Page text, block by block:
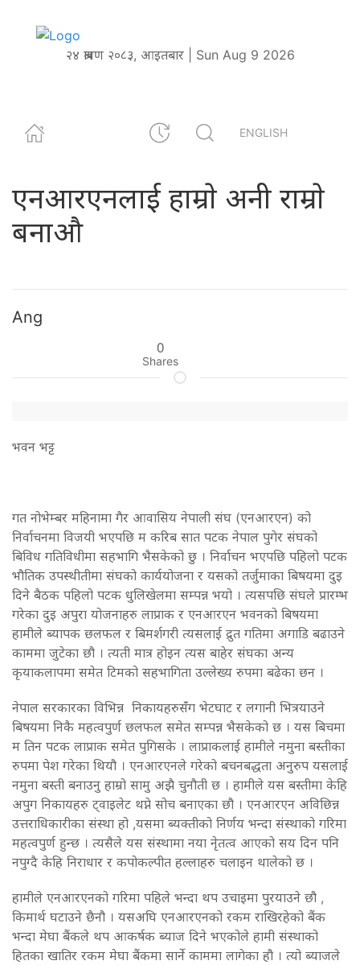
२४ श्रावण २०८३, आइतबार | Sun Aug 9 2026
ENGLISH
एनआरएनलाई हाम्राे अनी राम्राे
बनाऔ
Ang
0
Shares
भवन भट्ट
गत नोभेम्बर महिनामा गैर आवासिय नेपाली संघ (एनआरएन) को
निर्वाचनमा विजयी भएपछि म करिब सात पटक नेपाल पुगेर संघको
बिविध गतिविधीमा सहभागि भैसकेको छु । निर्वाचन भएपछि पहिलो पटक
भौतिक उपस्थीतीमा संघको कार्ययोजना र यसको तर्जुमाका बिषयमा दुइ
दिने बैठक पहिलो पटक धुलिखेलमा सम्पन्न भयो । त्यसपछि संघले प्रारम्भ
गरेका दुइ अपुरा योजनाहरु लाप्राक र एनआरएन भवनको बिषयमा
हामीले ब्यापक छलफल र बिमर्शगरी त्यसलाई द्रुत गतिमा अगाडि बढाउने
काममा जुटेका छौ । त्यती मात्र होइन त्यस बाहेर संघका अन्य
कृयाकलापमा समेत टिमको सहभागिता उल्लेख्य रुपमा बढेका छन ।
नेपाल सरकारका विभिन्न निकायहरुसँंग भेटघाट र लगानी भित्रयाउने
बिषयमा निकै महत्वपुर्ण छलफल समेत सम्पन्न भैसकेको छ । यस बिचमा
म तिन पटक लाप्राक समेत पुगिसके । लाप्राकलाई हामीले नमुना बस्तीका
रुपमा पेश गरेका थियौ । एनआरएनले गरेको बचनबद्धता अनुरुप यसलाई
नमुना बस्ती बनाउनु हाम्रो सामु अझै चुनौती छ । हामीले यस बस्तीमा केहि
अपुग निकायहरु ट्वाइलेट थप्ने सोच बनाएका छौ । एनआरएन अविछिन्न
उत्तराधिकारीका संस्था हो ,यसमा ब्यक्तीको निर्णय भन्दा संस्थाको गरिमा
महत्वपुर्ण हुन्छ । त्यसैले यस संस्थामा नया नेृतत्व आएको सय दिन पनि
नपुग्दै केहि निराधार र कपोकल्पीत हल्लाहरु चलाइन थालेको छ ।
हामीले एनआरएनको गरिमा पहिले भन्दा थप उचाइमा पुरयाउने छौ ,
किमार्थ घटाउने छैनौ । यसअघि एनआरएनको रकम राखिरहेको बैंक
भन्दा मेघा बैंकले थप आकर्षक ब्याज दिने भएकोले हामी संस्थाको
हितका खातिर रकम मेघा बैंकमा सार्ने काममा लागेका हौ । त्यो ब्याजले